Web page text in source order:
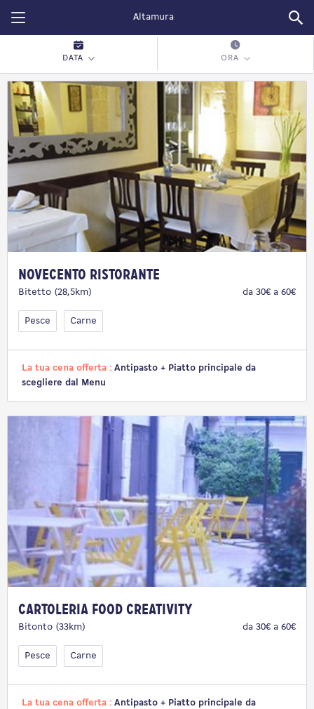
Restopolitan
DATA ORA
Novecento Ristorante
Bitetto (28,5km) da 30€ a 60€
Pesce Carne
La tua cena offerta : Antipasto + Piatto principale da
scegliere dal Menu
Cartoleria Food Creativity
Bitonto (33km) da 30€ a 60€
Pesce Carne
La tua cena offerta : Antipasto + Piatto principale da